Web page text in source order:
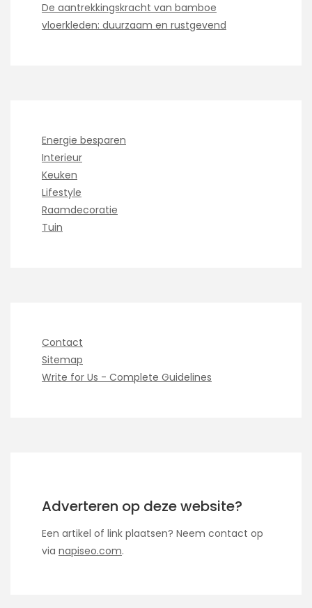
De aantrekkingskracht van bamboe
vloerkleden: duurzaam en rustgevend
Energie besparen
Interieur
Keuken
Lifestyle
Raamdecoratie
Tuin
Contact
Sitemap
Write for Us - Complete Guidelines
Adverteren op deze website?
Een artikel of link plaatsen? Neem contact op
via napiseo.com.